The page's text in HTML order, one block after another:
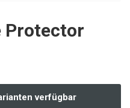
Protector
verfügbar